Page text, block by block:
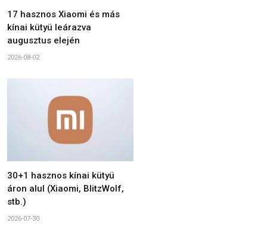
17 hasznos Xiaomi és más
kínai kütyü leárazva
augusztus elején
2026-08-02
30+1 hasznos kínai kütyü
áron alul (Xiaomi, BlitzWolf,
stb.)
2026-07-30